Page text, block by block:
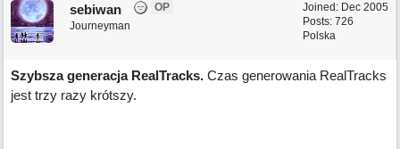
Joined: Dec 2005
Posts: 726
Polska
sebiwan
OP
Journeyman
Szybsza generacja RealTracks. Czas generowania RealTracks
jest trzy razy krótszy.